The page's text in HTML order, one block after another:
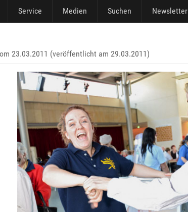
Service Medien Suchen Newsletter
23.03.2011 (veröffentlicht am 29.03.2011)